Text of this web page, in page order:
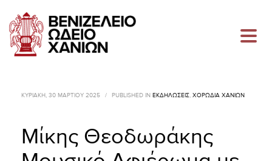
ΚΥΡΙΑΚΉ, 30 ΜΑΡΤΊΟΥ 2025 / PUBLISHED IN ΕΚΔΗΛΏΣΕΙΣ ΧΟΡΩΔΊΑ ΧΑΝΊΩΝ
Μίκης Θεοδωράκης